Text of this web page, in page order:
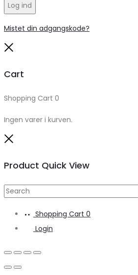
Log ind
Mistet din adgangskode?
Cart
Shopping Cart 0
Ingen varer i kurven.
Product Quick View
Search
Shopping Cart 0
Login